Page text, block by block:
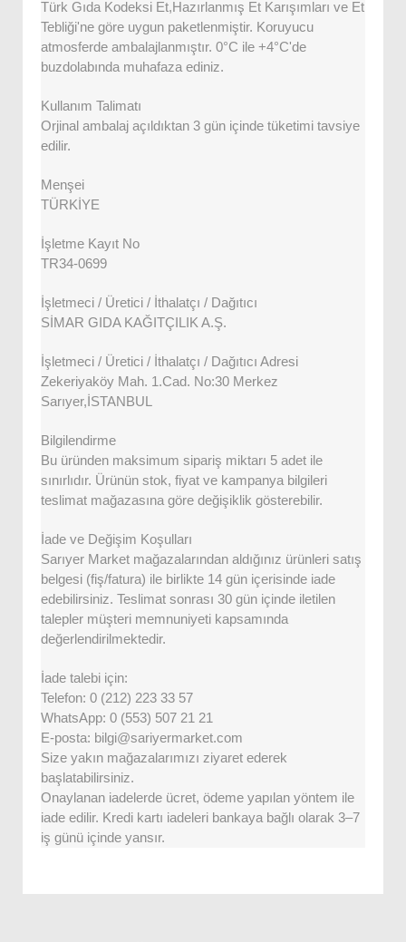
Türk Gıda Kodeksi Et,Hazırlanmış Et Karışımları ve Et
Tebliği'ne göre uygun paketlenmiştir. Koruyucu
atmosferde ambalajlanmıştır. 0°C ile +4°C'de
buzdolabında muhafaza ediniz.
Kullanım Talimatı
Orjinal ambalaj açıldıktan 3 gün içinde tüketimi tavsiye
edilir.
Menşei
TÜRKİYE
İşletme Kayıt No
TR34-0699
İşletmeci / Üretici / İthalatçı / Dağıtıcı
SİMAR GIDA KAĞITÇILIK A.Ş.
İşletmeci / Üretici / İthalatçı / Dağıtıcı Adresi
Zekeriyaköy Mah. 1.Cad. No:30 Merkez
Sarıyer,İSTANBUL
Bilgilendirme
Bu üründen maksimum sipariş miktarı 5 adet ile
sınırlıdır. Ürünün stok, fiyat ve kampanya bilgileri
teslimat mağazasına göre değişiklik gösterebilir.
İade ve Değişim Koşulları
Sarıyer Market mağazalarından aldığınız ürünleri satış
belgesi (fiş/fatura) ile birlikte 14 gün içerisinde iade
edebilirsiniz. Teslimat sonrası 30 gün içinde iletilen
talepler müşteri memnuniyeti kapsamında
değerlendirilmektedir.
İade talebi için:
Telefon: 0 (212) 223 33 57
WhatsApp: 0 (553) 507 21 21
E-posta: bilgi@sariyermarket.com
Size yakın mağazalarımızı ziyaret ederek
başlatabilirsiniz.
Onaylanan iadelerde ücret, ödeme yapılan yöntem ile
iade edilir. Kredi kartı iadeleri bankaya bağlı olarak 3–7
iş günü içinde yansır.